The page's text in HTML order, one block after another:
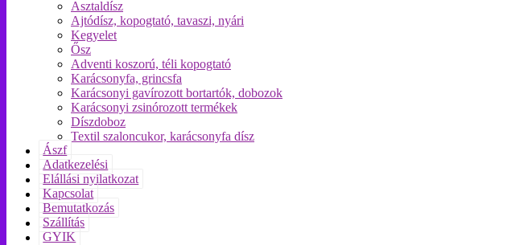
Asztaldísz
Ajtódísz, kopogtató, tavaszi, nyári
Kegyelet
Ősz
Adventi koszorú, téli kopogtató
Karácsonyfa, grincsfa
Karácsonyi gavírozott bortartók, dobozok
Karácsonyi zsinórozott termékek
Díszdoboz
Textil szaloncukor, karácsonyfa dísz
Ászf
Adatkezelési
Elállási nyilatkozat
Kapcsolat
Bemutatkozás
Szállítás
GYIK